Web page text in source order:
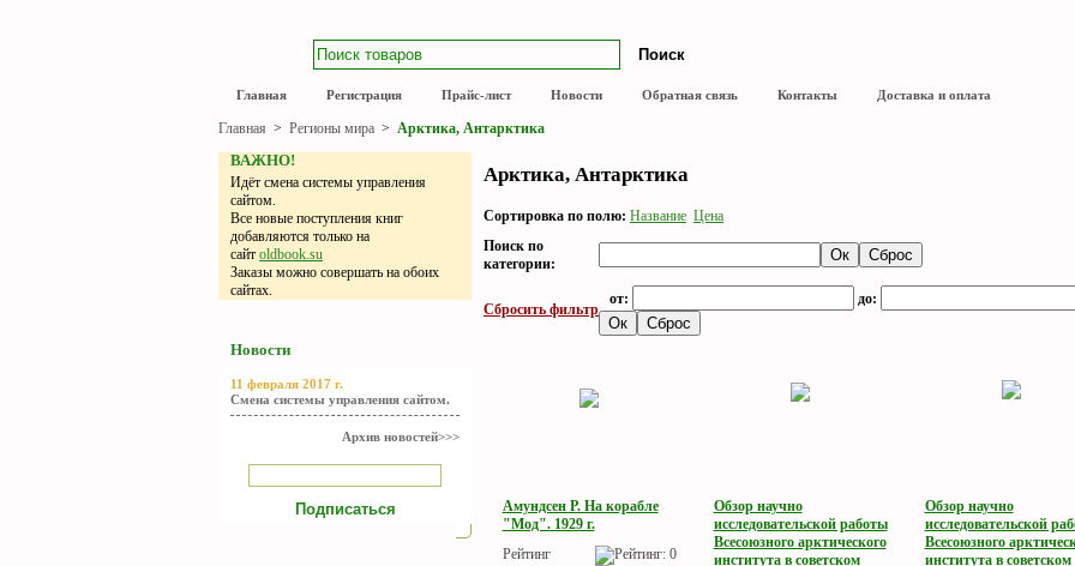
Главная Регистрация Прайс-лист Новости Обратная связь Контакты Доставка и оплата
Главная > Регионы мира > Арктика, Антарктика
ВАЖНО!
Идёт смена системы управления
сайтом.
Все новые поступления книг
добавляются только на
сайт oldbook.su
Заказы можно совершать на обоих
сайтах.
Новости
11 февраля 2017 г.
Смена системы управления сайтом.
Архив новостей>>>
Арктика, Антарктика
Сортировка по полю: Название Цена
Поиск по
категории:
Сбросить фильтр
от: до:
Амундсен Р. На корабле
"Мод". 1929 г.
Рейтинг
Обзор научно
исследовательской работы
Всесоюзного арктического
института в советском
Обзор научно
исследовательской
Всесоюзного
института в советском